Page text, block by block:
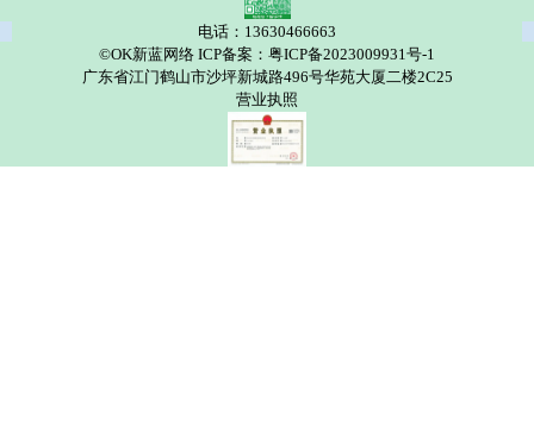
电话：13630466663
©OK新蓝网络 ICP备案：粤ICP备2023009931号-1
广东省江门鹤山市沙坪新城路496号华苑大厦二楼2C25
营业执照